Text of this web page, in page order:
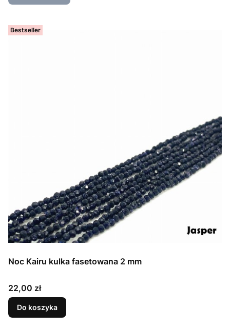
Bestseller
Noc Kairu kulka fasetowana 2 mm
Cena
22,00 zł
Do koszyka